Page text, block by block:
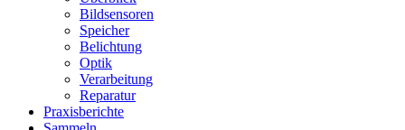
Bildsensoren
Speicher
Belichtung
Optik
Verarbeitung
Reparatur
Praxisberichte